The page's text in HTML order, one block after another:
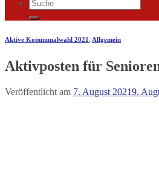
Aktive Kommunalwahl 2021, Allgemein
Aktivposten für
Veröffentlicht am 7. August 20219.